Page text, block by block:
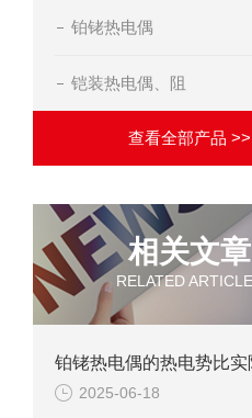
铂铑热电偶
铠装热电偶、阻
查看全部产品 >>
相关文章
RELATED
2025-06-18